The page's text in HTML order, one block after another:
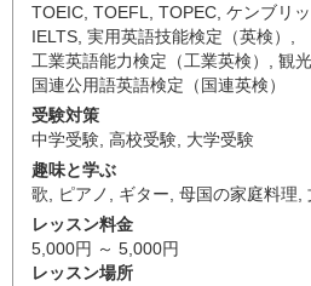
TOEIC TOEFL TOPEC ケンブリ
IELTS 実用英語技能検定（英検）
工業英語能力検定（工業英検）
観
国連公用語英語検定（国連英検）
受験対策
中学受験 高校受験 大学受験
趣味と学ぶ
歌
ピアノ ギター 母国の家庭料理
レッスン料金
5,000円 ～ 5,000円
レッスン場所